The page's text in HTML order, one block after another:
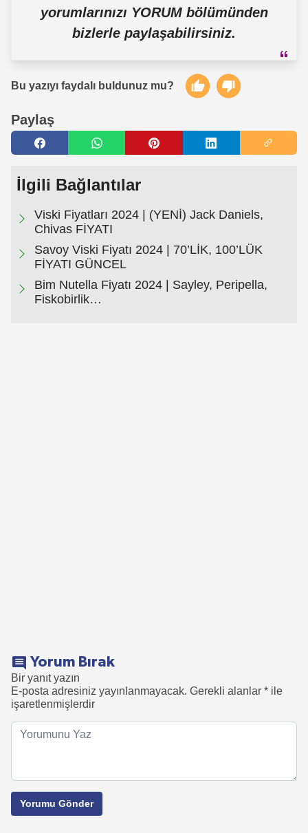
yorumlarınızı YORUM bölümünden
bizlerle paylaşabilirsiniz.
Bu yazıyı faydalı buldunuz mu?
Paylaş
İlgili Bağlantılar
Viski Fiyatları 2024 | (YENİ) Jack Daniels,
Chivas FİYATI
Savoy Viski Fiyatı 2024 | 70’LİK, 100’LÜK
FİYATI GÜNCEL
Bim Nutella Fiyatı 2024 | Sayley, Peripella,
Fiskobirlik…
Yorum Bırak
Bir yanıt yazın
E-posta adresiniz yayınlanmayacak. Gerekli alanlar * ile
işaretlenmişlerdir